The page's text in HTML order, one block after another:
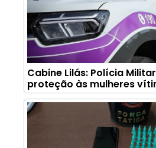
Cabine Lilás: Polícia
proteção às mulheres